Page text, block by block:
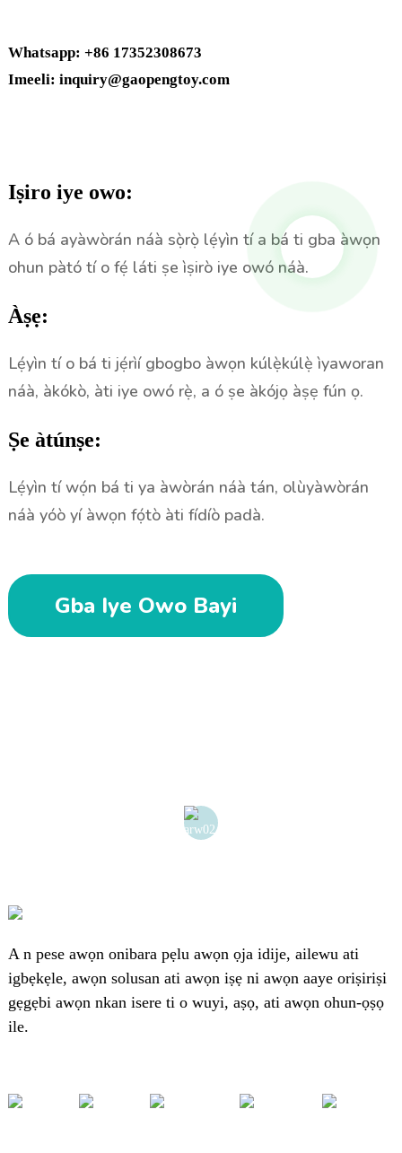
Whatsapp: +86 17352308673
Imeeli: inquiry@gaopengtoy.com
Iṣiro iye owo:
A ó bá ayàwòrán náà sọ̀rọ̀ lẹ́yìn tí a bá ti gba àwọn
ohun pàtó tí o fẹ́ láti ṣe ìṣirò iye owó náà.
Àṣẹ:
Lẹ́yìn tí o bá ti jẹ́rìí gbogbo àwọn kúlẹ̀kúlẹ̀ ìyaworan
náà, àkókò, àti iye owó rẹ̀, a ó ṣe àkójọ àṣẹ fún ọ.
Ṣe àtúnṣe:
Lẹ́yìn tí wọ́n bá ti ya àwòrán náà tán, olùyàwòrán
náà yóò yí àwọn fọ́tò àti fídíò padà.
Gba Iye Owo Bayi
A n pese awọn onibara pẹlu awọn ọja idije, ailewu ati
igbẹkẹle, awọn solusan ati awọn iṣẹ ni awọn aaye oriṣiriṣi
gẹgẹbi awọn nkan isere ti o wuyi, aṣọ, ati awọn ohun-ọṣọ
ile.